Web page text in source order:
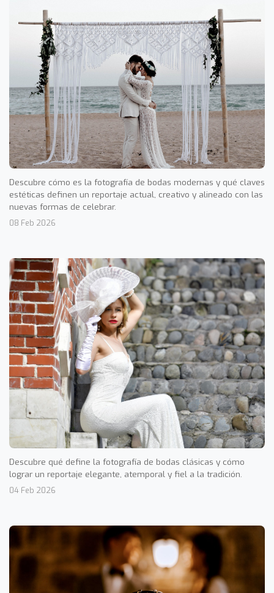
Descubre cómo es la fotografía de bodas modernas y qué claves
estéticas definen un reportaje actual, creativo y alineado con las
nuevas formas de celebrar.
08 Feb 2026
Descubre qué define la fotografía de bodas clásicas y cómo
lograr un reportaje elegante, atemporal y fiel a la tradición.
04 Feb 2026